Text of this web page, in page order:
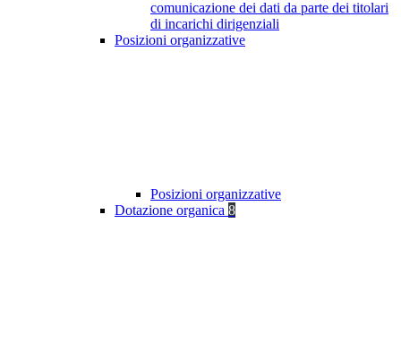
comunicazione dei dati da parte dei titolari
di incarichi dirigenziali
Posizioni organizzative
Posizioni organizzative
Dotazione organica 8